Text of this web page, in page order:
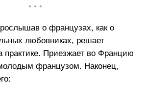
• • •
о французах, как о
любовниках, решает
практике. Приезжает во Францию
французом. Наконец,